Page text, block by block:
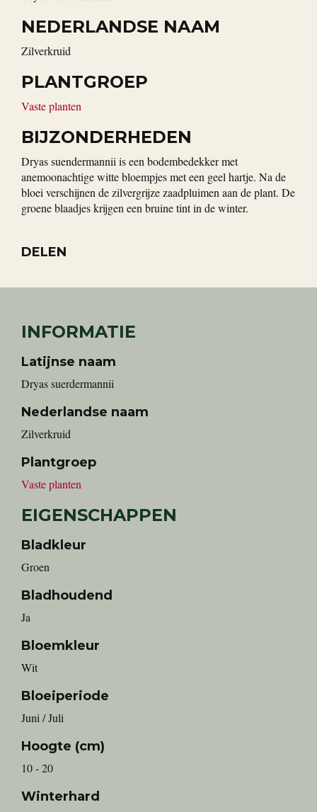
NEDERLANDSE NAAM
Zilverkruid
PLANTGROEP
Vaste planten
BIJZONDERHEDEN
Dryas suendermannii is een bodembedekker met
anemoonachtige witte bloempjes met een geel hartje. Na de
bloei verschijnen de zilvergrijze zaadpluimen aan de plant. De
groene blaadjes krijgen een bruine tint in de winter.
DELEN
INFORMATIE
Latijnse naam
Dryas suerdermannii
Nederlandse naam
Zilverkruid
Plantgroep
Vaste planten
EIGENSCHAPPEN
Bladkleur
Groen
Bladhoudend
Ja
Bloemkleur
Wit
Bloeiperiode
Juni / Juli
Hoogte (cm)
10 - 20
Winterhard